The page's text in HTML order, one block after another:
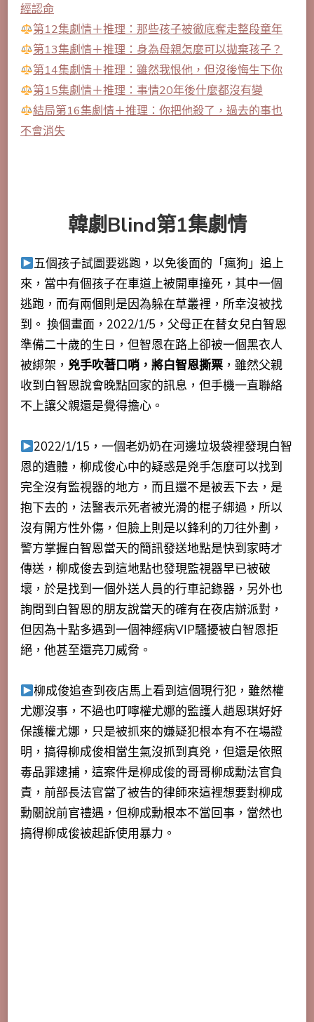
經認命
第12集劇情＋推理：那些孩子被徹底奪走整段童年
第13集劇情＋推理：身為母親怎麼可以拋棄孩子？
第14集劇情＋推理：雖然我恨他，但沒後悔生下你
第15集劇情＋推理：事情20年後什麼都沒有變
結局第16集劇情＋推理：你把他殺了，過去的事也
不會消失
韓劇Blind第1集劇情
五個孩子試圖要逃跑，以免後面的「瘋狗」追上
來，當中有個孩子在車道上被開車撞死，其中一個
逃跑，而有兩個則是因為躲在草叢裡，所幸沒被找
到。 換個畫面，2022/1/5，父母正在替女兒白智恩
準備二十歲的生日，但智恩在路上卻被一個黑衣人
被綁架， 兇手吹著口哨，將白智恩撕票 ，雖然父親
收到白智恩說會晚點回家的訊息，但手機一直聯絡
不上讓父親還是覺得擔心。
2022/1/15，一個老奶奶在河邊垃圾袋裡發現白智
恩的遺體，柳成俊心中的疑惑是兇手怎麼可以找到
完全沒有監視器的地方，而且還不是被丟下去，是
抱下去的，法醫表示死者被光滑的棍子綁過，所以
沒有開方性外傷，但臉上則是以鋒利的刀往外劃，
警方掌握白智恩當天的簡訊發送地點是快到家時才
傳送，柳成俊去到這地點也發現監視器早已被破
壞，於是找到一個外送人員的行車記錄器，另外也
詢問到白智恩的朋友說當天的確有在夜店辦派對，
但因為十點多遇到一個神經病VIP騷擾被白智恩拒
絕，他甚至還亮刀威脅。
柳成俊追查到夜店馬上看到這個現行犯，雖然權
尤娜沒事，不過也叮嚀權尤娜的監護人趙恩琪好好
保護權尤娜， 只是被抓來的嫌疑犯根本有不在場證
明，搞得柳成俊相當生氣沒抓到真兇 ，但還是依照
毒品罪逮捕，這案件是柳成俊的哥哥柳成勳法官負
責，前部長法官當了被告的律師來這裡想要對柳成
勳關說前官禮遇，但柳成勳根本不當回事，當然也
搞得柳成俊被起訴使用暴力。